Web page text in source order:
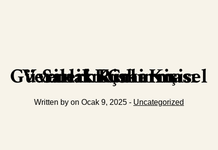
Sanal Kumarın Güvenlik Riski Kişisel Verilerin Çalınması
Written by on Ocak 9, 2025 - Uncategorized